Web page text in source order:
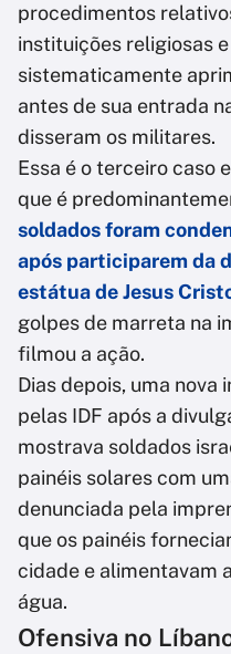
procedimentos
instituições religiosas
sistematicamente
antes de sua entrada
disseram os militares.
Essa é o terceiro caso
que é
soldados foram
após participarem da
estátua de Jesus
golpes de marreta na
filmou a ação.
Dias depois, uma
pelas IDF após a
mostrava soldados
painéis solares com
denunciada pela
que os painéis
cidade e alimentavam
água.
Ofensiva no